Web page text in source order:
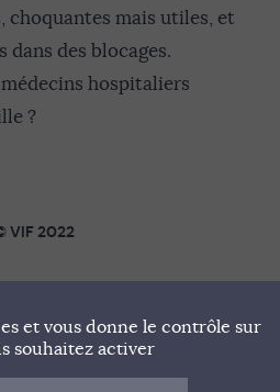
choquantes mais utiles, et
dans des blocages.
hospitaliers
?
VIF 2022
VIF
MANIFESTE
et vous donne le contrôle sur
souhaitez activer